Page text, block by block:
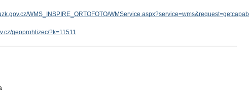
WMS_INSPIRE_ORTOFOTO/
geoprohlizec/?k=11511